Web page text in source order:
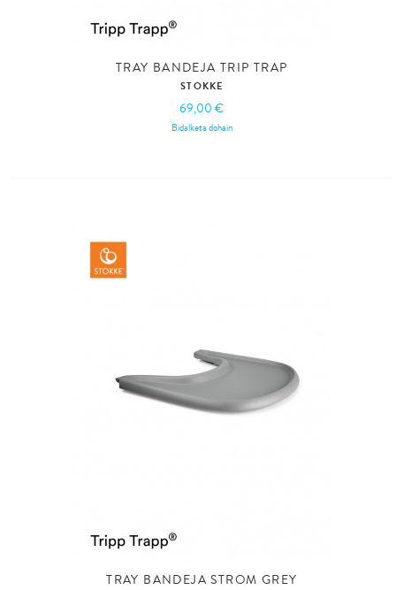
TRAY BANDEJA TRIP TRAP
STOKKE
69,00 €
Bidalketa dohain
TRAY BANDEJA STROM GREY